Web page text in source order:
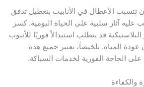
تتسبب الأعطال في الأنابيب بتعطيل تدفق
عليه آثار سلبية على الحياة اليومية. كسر
قد يتطلب استبدالاً فوريًا للأنبوب
المياه. تلخيصاً، تعتبر جميع هذه
الحاجة الفورية لخدمات السباكة.
والكفاءة